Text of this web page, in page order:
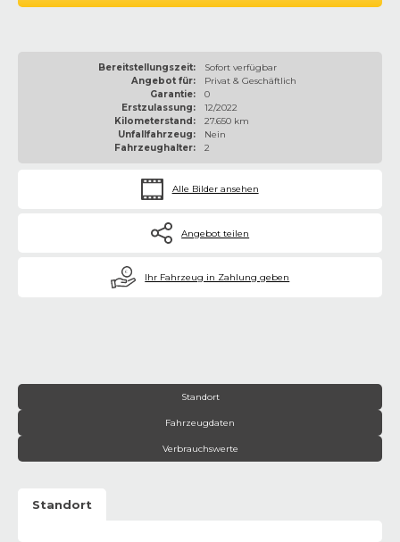
Bereitstellungszeit:
Sofort verfügbar
Angebot für:
Privat & Geschäftlich
Garantie:
0
Erstzulassung:
12/2022
Kilometerstand:
27.650 km
Unfallfahrzeug:
Nein
Fahrzeughalter:
2
Alle Bilder ansehen
Angebot teilen
€ Ihr Fahrzeug in Zahlung geben
Standort
Fahrzeugdaten
Verbrauchswerte
Standort